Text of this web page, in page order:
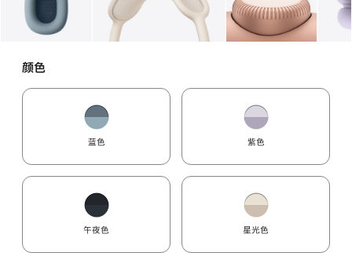
图库 1 图库 图像 图库 图像
颜色
蓝色 紫色
午夜色 星光色